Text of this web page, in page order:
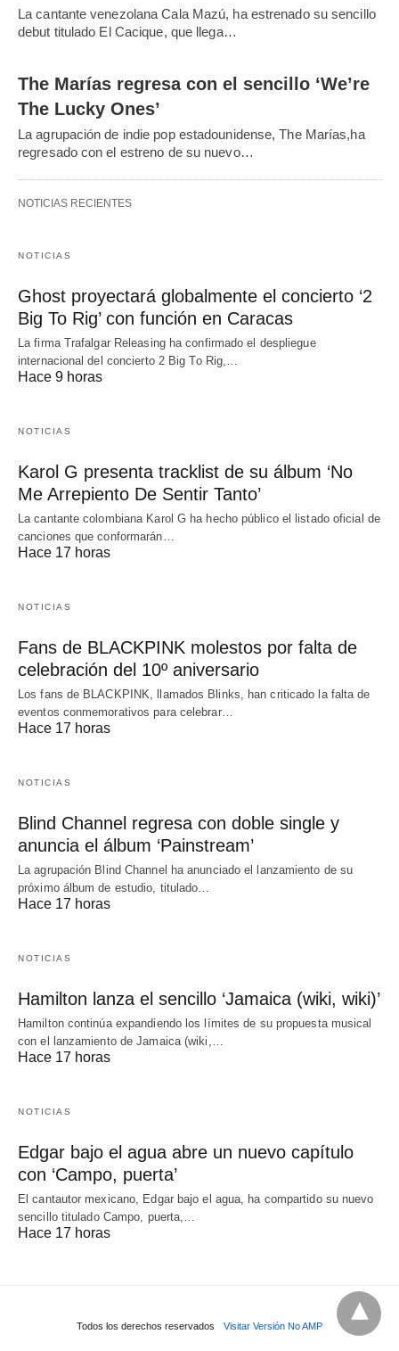
La cantante venezolana Cala Mazú, ha estrenado su sencillo
debut titulado El Cacique, que llega…
The Marías regresa con el sencillo ‘We’re
The Lucky Ones’
La agrupación de indie pop estadounidense, The Marías,ha
regresado con el estreno de su nuevo…
NOTICIAS RECIENTES
NOTICIAS
Ghost proyectará globalmente el concierto ‘2
Big To Rig’ con función en Caracas
La firma Trafalgar Releasing ha confirmado el despliegue
internacional del concierto 2 Big To Rig,…
Hace 9 horas
NOTICIAS
Karol G presenta tracklist de su álbum ‘No
Me Arrepiento De Sentir Tanto’
La cantante colombiana Karol G ha hecho público el listado oficial de
canciones que conformarán…
Hace 17 horas
NOTICIAS
Fans de BLACKPINK molestos por falta de
celebración del 10º aniversario
Los fans de BLACKPINK, llamados Blinks, han criticado la falta de
eventos conmemorativos para celebrar…
Hace 17 horas
NOTICIAS
Blind Channel regresa con doble single y
anuncia el álbum ‘Painstream’
La agrupación Blind Channel ha anunciado el lanzamiento de su
próximo álbum de estudio, titulado…
Hace 17 horas
NOTICIAS
Hamilton lanza el sencillo ‘Jamaica (wiki, wiki)’
Hamilton continúa expandiendo los límites de su propuesta musical
con el lanzamiento de Jamaica (wiki,…
Hace 17 horas
NOTICIAS
Edgar bajo el agua abre un nuevo capítulo
con ‘Campo, puerta’
El cantautor mexicano, Edgar bajo el agua, ha compartido su nuevo
sencillo titulado Campo, puerta,…
Hace 17 horas
Todos los derechos reservados Visitar Versión No AMP